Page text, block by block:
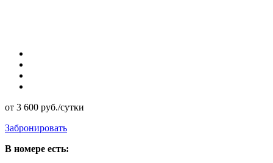
от 3 600 руб./сутки
Забронировать
В номере есть: